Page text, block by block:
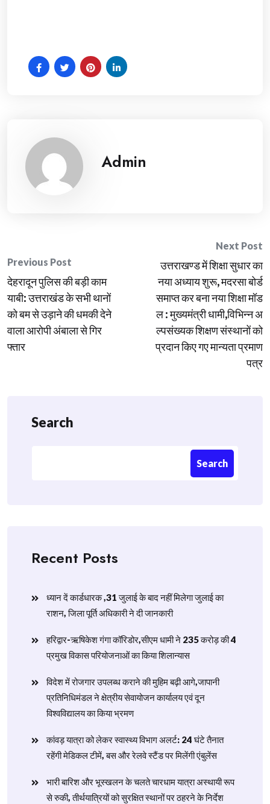
Admin
Post
navigation
Previous Post
देहरादून पुलिस की बड़ी काम
याबी: उत्तराखंड के सभी थानों
को बम से उड़ाने की धमकी देने
वाला आरोपी अंबाला से गिर
फ्तार
Next Post
उत्तराखण्ड में शिक्षा सुधार का
नया अध्याय शुरू, मदरसा बोर्ड
समाप्त कर बना नया शिक्षा मॉड
ल : मुख्यमंत्री धामी,विभिन्न अ
ल्पसंख्यक शिक्षण संस्थानों को
प्रदान किए गए मान्यता प्रमाण
पत्र
Search
Search
Recent Posts
ध्यान दें कार्डधारक ,31 जुलाई के बाद नहीं मिलेगा जुलाई का
राशन, जिला पूर्ति अधिकारी ने दी जानकारी
हरिद्वार-ऋषिकेश गंगा कॉरिडोर,सीएम धामी ने 235 करोड़ की 4
प्रमुख विकास परियोजनाओं का किया शिलान्यास
विदेश में रोजगार उपलब्ध कराने की मुहिम बढ़ी आगे,जापानी
प्रतिनिधिमंडल ने क्षेत्रीय सेवायोजन कार्यालय एवं दून
विश्वविद्यालय का किया भ्रमण
​कांवड़ यात्रा को लेकर स्वास्थ्य विभाग अलर्ट: 24 घंटे तैनात
रहेंगी मेडिकल टीमें, बस और रेलवे स्टैंड पर मिलेंगी एंबुलेंस
​भारी बारिश और भूस्खलन के चलते चारधाम यात्रा अस्थायी रूप
से रुकी, तीर्थयात्रियों को सुरक्षित स्थानों पर ठहरने के निर्देश